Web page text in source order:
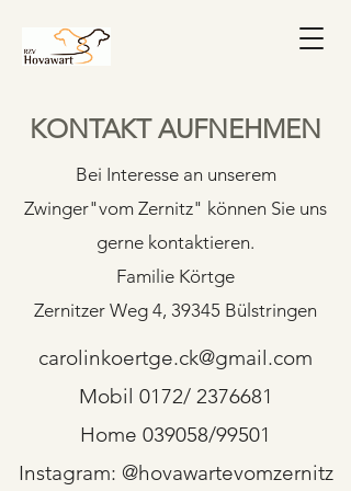
KONTAKT AUFNEHMEN
Bei Interesse an unserem
Zwinger"vom Zernitz" können Sie uns
gerne kontaktieren.
Familie Körtge
Zernitzer Weg 4, 39345 Bülstringen
carolinkoertge.ck@gmail.com
Mobil 0172/ 2376681
Home 039058/99501
Instagram: @hovawartevomzernitz